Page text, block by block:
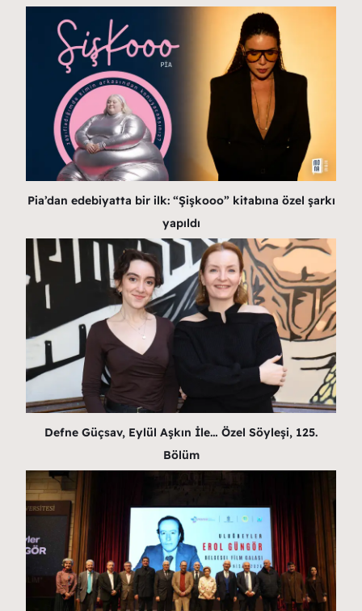
Pia’dan edebiyatta bir ilk: “Şişkooo” kitabına özel şarkı
yapıldı
Defne Güçsav, Eylül Aşkın İle… Özel Söyleşi, 125.
Bölüm